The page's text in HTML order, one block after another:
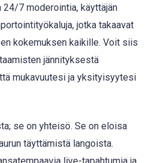
7 moderointia, käyttäjän
jotka takaavat
kokemuksen kaikille. Voit siis
jännityksestä
mukavuutesi ja yksityisyytesi
se on yhteisö. Se on eloisa
täyttämistä langoista.